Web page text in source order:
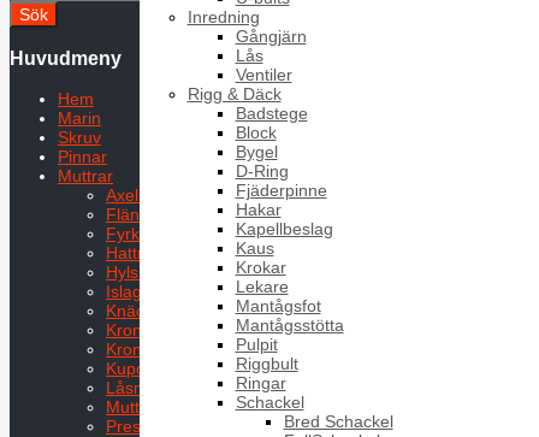
Inredning
Gångjärn
Lås
Ventiler
Rigg & Däck
Badstege
Block
Bygel
D-Ring
Fjäderpinne
Hakar
Kapellbeslag
Kaus
Krokar
Lekare
Mantågsfot
Mantågsstötta
Pulpit
Riggbult
Ringar
Schackel
Bred Schackel
Huvudmeny
Hem
Marin
Skruv
Pinnar
Muttrar
Axelmutter KM
Flänsmuttrar
Fyrkantsmuttrar
Hattmutter låg MLHM
Hylsmutter KFHM
Islagsmutter
Knäckmutter
Kronmutter MKM
Kronmutter låg MLKM
Kupolmutter MHM
Låsmuttrar
Muttersäkring PALM
Pressmutter PRM